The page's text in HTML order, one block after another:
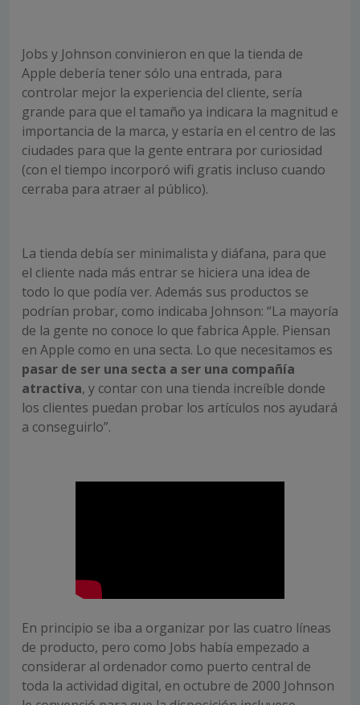
Jobs y Johnson convinieron en que la tienda de
Apple debería tener sólo una entrada, para
controlar mejor la experiencia del cliente, sería
grande para que el tamaño ya indicara la magnitud e
importancia de la marca, y estaría en el centro de las
ciudades para que la gente entrara por curiosidad
(con el tiempo incorporó wifi gratis incluso cuando
cerraba para atraer al público).
La tienda debía ser minimalista y diáfana, para que
el cliente nada más entrar se hiciera una idea de
todo lo que podía ver. Además sus productos se
podrían probar, como indicaba Johnson: “La mayoría
de la gente no conoce lo que fabrica Apple. Piensan
en Apple como en una secta. Lo que necesitamos es
pasar de ser una secta a ser una compañía
atractiva, y contar con una tienda increíble donde
los clientes puedan probar los artículos nos ayudará
a conseguirlo”.
En principio se iba a organizar por las cuatro líneas
de producto, pero como Jobs había empezado a
considerar al ordenador como puerto central de
toda la actividad digital, en octubre de 2000 Johnson